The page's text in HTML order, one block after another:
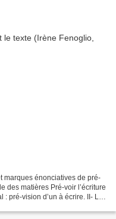
marques énonciatives de pré-
des matières Pré-voir l’écriture
: pré-vision d’un à écrire. II- La